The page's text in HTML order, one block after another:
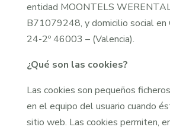
entidad MOONTELS WERENTAL
B71079248, y domicilio social en
24-2º 46003 – (Valencia).
¿Qué son las cookies?
Las cookies son pequeños
en el equipo del usuario cuando
sitio web. Las cookies permiten,